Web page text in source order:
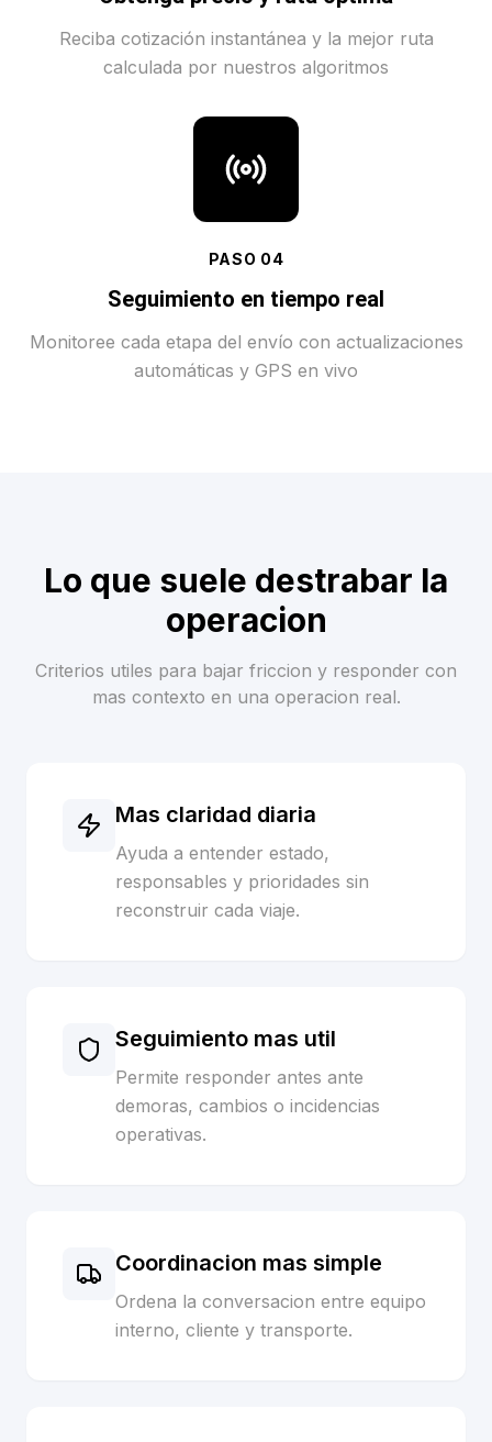
Reciba cotización instantánea y la mejor ruta
calculada por nuestros algoritmos
PASO 04
Seguimiento en tiempo real
Monitoree cada etapa del envío con actualizaciones
automáticas y GPS en vivo
Lo que suele destrabar la
operacion
Criterios utiles para bajar friccion y responder con
mas contexto en una operacion real.
Mas claridad diaria
Ayuda a entender estado,
responsables y prioridades sin
reconstruir cada viaje.
Seguimiento mas util
Permite responder antes ante
demoras, cambios o incidencias
operativas.
Coordinacion mas simple
Ordena la conversacion entre equipo
interno, cliente y transporte.